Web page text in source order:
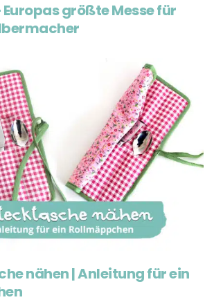
Europas größte Messe für
nähen | Anleitung für ein